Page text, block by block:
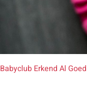
Babyclub Erkend Al